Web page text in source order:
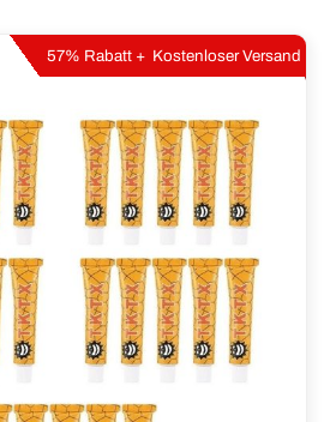
57% Rabatt + Kostenloser Versand